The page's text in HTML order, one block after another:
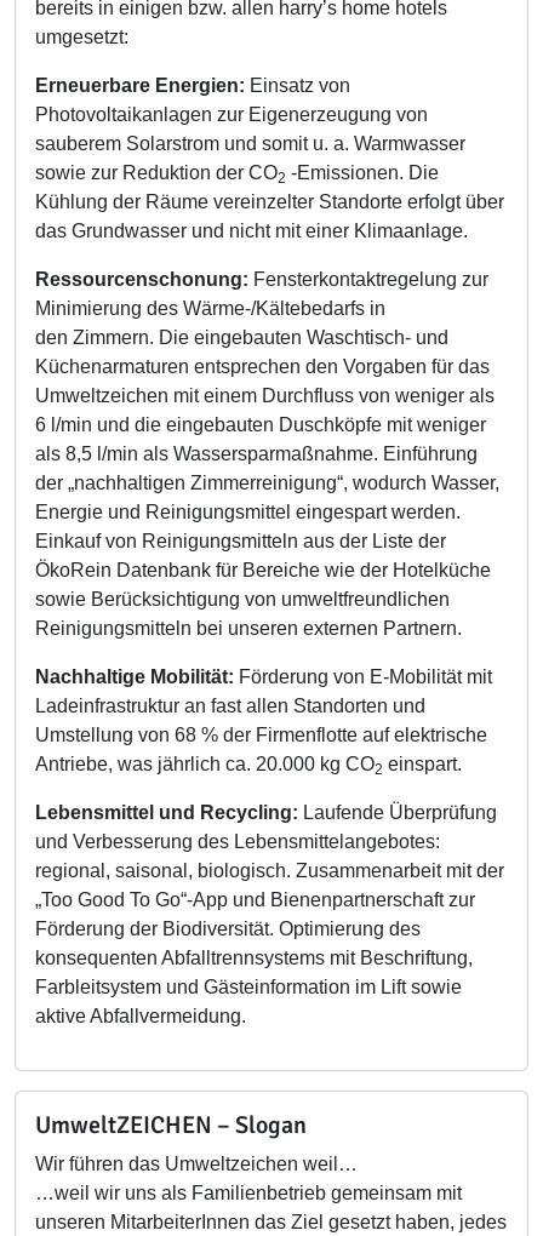
bereits in einigen bzw. allen harry’s home hotels
umgesetzt:
Erneuerbare Energien: Einsatz von
Photovoltaikanlagen zur Eigenerzeugung von
sauberem Solarstrom und somit u. a. Warmwasser
sowie zur Reduktion der CO2 -Emissionen. Die
Kühlung der Räume vereinzelter Standorte erfolgt über
das Grundwasser und nicht mit einer Klimaanlage.
Ressourcenschonung: Fensterkontaktregelung zur
Minimierung des Wärme-/Kältebedarfs in
den Zimmern. Die eingebauten Waschtisch- und
Küchenarmaturen entsprechen den Vorgaben für das
Umweltzeichen mit einem Durchfluss von weniger als
6 l/min und die eingebauten Duschköpfe mit weniger
als 8,5 l/min als Wassersparmaßnahme. Einführung
der „nachhaltigen Zimmerreinigung“, wodurch Wasser,
Energie und Reinigungsmittel eingespart werden.
Einkauf von Reinigungsmitteln aus der Liste der
ÖkoRein Datenbank für Bereiche wie der Hotelküche
sowie Berücksichtigung von umweltfreundlichen
Reinigungsmitteln bei unseren externen Partnern.
Nachhaltige Mobilität: Förderung von E-Mobilität mit
Ladeinfrastruktur an fast allen Standorten und
Umstellung von 68 % der Firmenflotte auf elektrische
Antriebe, was jährlich ca. 20.000 kg CO2 einspart.
Lebensmittel und Recycling: Laufende Überprüfung
und Verbesserung des Lebensmittelangebotes:
regional, saisonal, biologisch. Zusammenarbeit mit der
„Too Good To Go“-App und Bienenpartnerschaft zur
Förderung der Biodiversität. Optimierung des
konsequenten Abfalltrennsystems mit Beschriftung,
Farbleitsystem und Gästeinformation im Lift sowie
aktive Abfallvermeidung.
UmweltZEICHEN – Slogan
Wir führen das Umweltzeichen weil…
…weil wir uns als Familienbetrieb gemeinsam mit
unseren MitarbeiterInnen das Ziel gesetzt haben, jedes